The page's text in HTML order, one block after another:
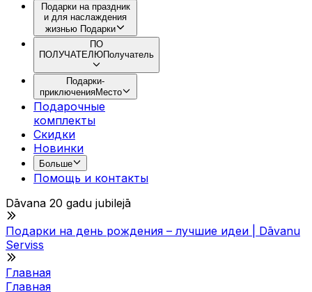
Подарки на праздник
и для наслаждения
жизнью Подарки
ПО
ПОЛУЧАТЕЛЮПолучатель
Подарки-
приключенияМесто
Подарочные
комплекты
Скидки
Новинки
Больше
Помощь и контакты
Dāvana 20 gadu jubilejā
Подарки на день рождения – лучшие идеи | Dāvanu
Serviss
Главная
Главная